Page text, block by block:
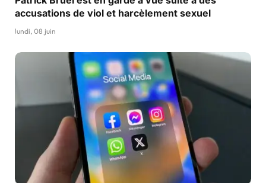
accusations de viol et harcèlement sexuel
lundi, 08 juin